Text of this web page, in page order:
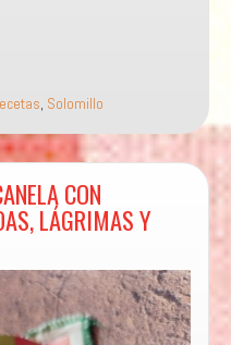
CON
LÁGRIMAS Y